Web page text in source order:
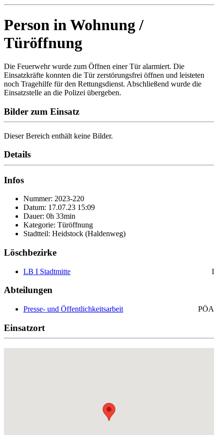
Person in Wohnung /
Türöffnung
Die Feuerwehr wurde zum Öffnen einer Tür alarmiert. Die
Einsatzkräfte konnten die Tür zerstörungsfrei öffnen und leisteten
noch Tragehilfe für den Rettungsdienst. Abschließend wurde die
Einsatzstelle an die Polizei übergeben.
Bilder zum Einsatz
Dieser Bereich enthält keine Bilder.
Details
Infos
Nummer: 2023-220
Datum: 17.07.23 15:09
Dauer: 0h 33min
Kategorie: Türöffnung
Stadtteil: Heidstock (Haldenweg)
Löschbezirke
LB I Stadtmitte I
Abteilungen
Presse- und Öffentlichkeitsarbeit PÖA
Einsatzort